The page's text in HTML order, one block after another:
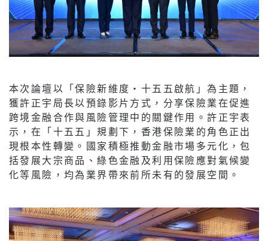
本次論壇以「保險新維度‧十五五啟航」為主題，
獲許正宇局長以預錄影片方式，分享保險業在促進
跨境金融合作與風險管理中的關鍵作用。許正宇表
示，在「十五五」規劃下，香港保險業的角色正出
現根本性轉變。國家積極推動金融市場多元化，包
括發展大宗商品、綠色金融及利用保險應對氣候變
化等風險，均為業界帶來前所未有的發展空間。